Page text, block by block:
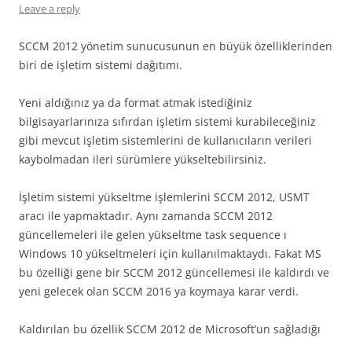
Leave a reply
SCCM 2012 yönetim sunucusunun en büyük özelliklerinden
biri de işletim sistemi dağıtımı.
Yeni aldığınız ya da format atmak istediğiniz
bilgisayarlarınıza sıfırdan işletim sistemi kurabileceğiniz
gibi mevcut işletim sistemlerini de kullanıcıların verileri
kaybolmadan ileri sürümlere yükseltebilirsiniz.
İşletim sistemi yükseltme işlemlerini SCCM 2012, USMT
aracı ile yapmaktadır. Aynı zamanda SCCM 2012
güncellemeleri ile gelen yükseltme task sequence ı
Windows 10 yükseltmeleri için kullanılmaktaydı. Fakat MS
bu özelliği gene bir SCCM 2012 güncellemesi ile kaldırdı ve
yeni gelecek olan SCCM 2016 ya koymaya karar verdi.
Kaldırılan bu özellik SCCM 2012 de Microsoft’un sağladığı